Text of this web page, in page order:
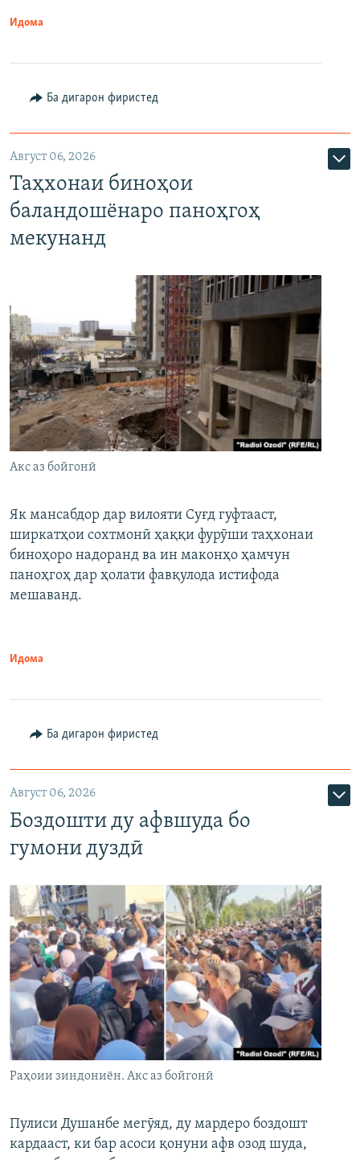
Идома
Ба дигарон фиристед
Август 06, 2026
Таҳхонаи биноҳои
баландошёнаро паноҳгоҳ
мекунанд
Акс аз бойгонӣ
Як мансабдор дар вилояти Суғд гуфтааст,
ширкатҳои сохтмонӣ ҳаққи фурӯши таҳхонаи
биноҳоро надоранд ва ин маконҳо ҳамчун
паноҳгоҳ дар ҳолати фавқулода истифода
мешаванд.
Идома
Ба дигарон фиристед
Август 06, 2026
Боздошти ду афвшуда бо
гумони дуздӣ
Раҳоии зиндониён. Акс аз бойгонӣ
Пулиси Душанбе мегӯяд, ду мардеро боздошт
кардааст, ки бар асоси қонуни афв озод шуда,